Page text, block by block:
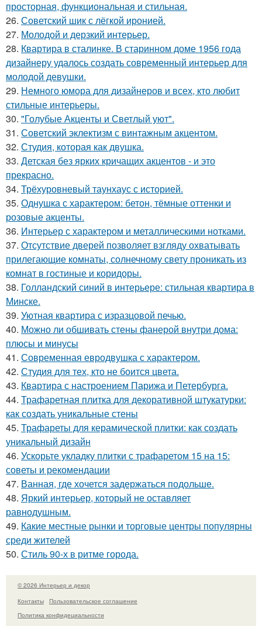
просторная, функциональная и стильная.
26. Советский шик с лёгкой иронией.
27. Молодой и дерзкий интерьер.
28. Квартира в сталинке. В старинном доме 1956 года
дизайнеру удалось создать современный интерьер для
молодой девушки.
29. Немного юмора для дизайнеров и всех, кто любит
стильные интерьеры.
30. "Голубые Акценты и Светлый уют".
31. Советский эклектизм с винтажным акцентом.
32. Студия, которая как двушка.
33. Детская без ярких кричащих акцентов - и это
прекрасно.
34. Трёхуровневый таунхаус с историей.
35. Однушка с характером: бетон, тёмные оттенки и
розовые акценты.
36. Интерьер с характером и металлическими нотками.
37. Отсутствие дверей позволяет взгляду охватывать
прилегающие комнаты, солнечному свету проникать из
комнат в гостиные и коридоры.
38. Голландский синий в интерьере: стильная квартира в
Минске.
39. Уютная квартира с изразцовой печью.
40. Можно ли обшивать стены фанерой внутри дома:
плюсы и минусы
41. Современная евродвушка с характером.
42. Студия для тех, кто не боится цвета.
43. Квартира с настроением Парижа и Петербурга.
44. Трафаретная плитка для декоративной штукатурки:
как создать уникальные стены
45. Трафареты для керамической плитки: как создать
уникальный дизайн
46. Ускорьте укладку плитки с трафаретом 15 на 15:
советы и рекомендации
47. Ванная, где хочется задержаться подольше.
48. Яркий интерьер, который не оставляет
равнодушным.
49. Какие местные рынки и торговые центры популярны
среди жителей
50. Стиль 90-х в ритме города.
© 2026 Интерьер и декор
Контакты
Пользовательское соглашение
Политика конфидециальности